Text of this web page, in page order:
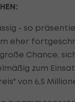
- so
eher
Chance,
zum
von 6,5